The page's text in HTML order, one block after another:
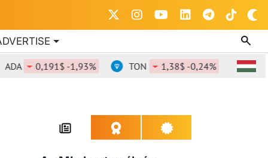
0,191$ -1,93% TON 1,38$ -0,24% DOT